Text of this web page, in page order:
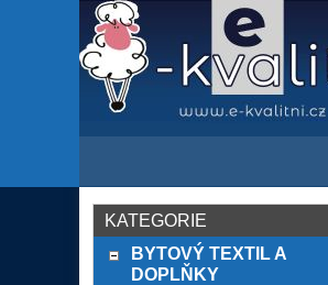
KATEGORIE
BYTOVÝ TEXTIL A
DOPLŇKY